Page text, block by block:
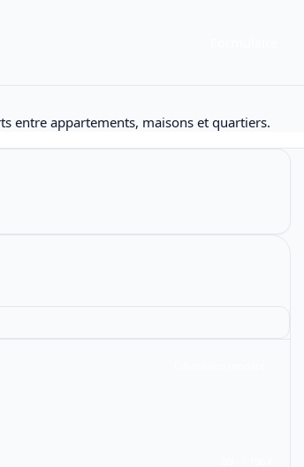
entre appartements, maisons et quartiers.